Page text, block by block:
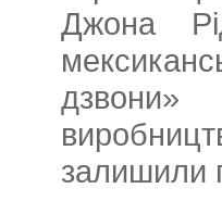
Джона
залишили